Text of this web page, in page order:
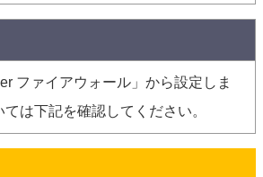
ファイアウォール」から設定しま
は下記を確認してください。